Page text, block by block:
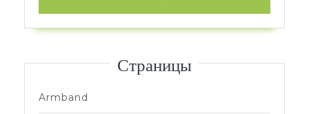
Страницы
Armband